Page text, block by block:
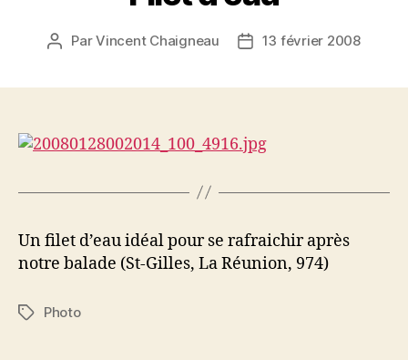
Auteur
ParVincent Chaigneau
Date13 février 2008
Un filet d’eau idéal pour se rafraichir après
notre balade (St-Gilles, La Réunion, 974)
Étiquettes
Photo